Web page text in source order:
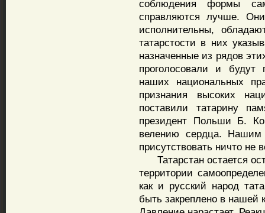
соблюдения формы
справляются лучше.
исполнительны,
татарстости в них
назначенные из рядов
проголосовали и
наших национальных
признания высоких
поставили татарину
президент Польши Б.
велению сердца. Нашим
присутствовать ничто не
Татарстан остается
территории
как и русский народ
быть закреплено в нашей